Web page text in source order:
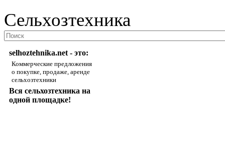
Сельхозтехника
selhoztehnika.net - это:
Коммерческие предложения
о покупке, продаже, аренде
сельхозтехники
Вся сельхозтехника на
одной площадке!